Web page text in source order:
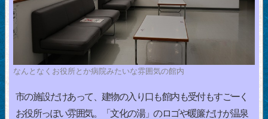
なんとなくお役所とか病院みたいな雰囲気の館内
市の施設だけあって、建物の入り口も館内も受付もすごーく
お役所っぽい雰囲気。「文化の湯」のロゴや暖簾だけが温泉